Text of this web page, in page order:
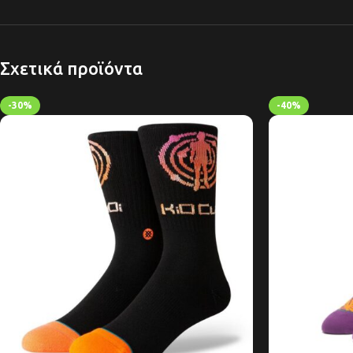
Σχετικά προϊόντα
-30% -40%